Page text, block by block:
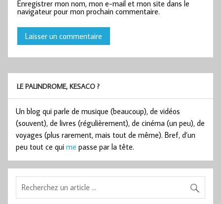
Enregistrer mon nom, mon e-mail et mon site dans le
navigateur pour mon prochain commentaire.
LE PALINDROME, KESACO ?
Un blog qui parle de musique (beaucoup), de vidéos
(souvent), de livres (régulièrement), de cinéma (un peu), de
voyages (plus rarement, mais tout de même). Bref, d’un
peu tout ce qui me passe par la tête.